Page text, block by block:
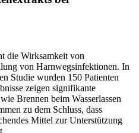
die Wirksamkeit von
von Harnwegsinfektionen. In
Studie wurden 150 Patienten
zeigen signifikante
Brennen beim Wasserlassen
zu dem Schluss, dass
Mittel zur Unterstützung